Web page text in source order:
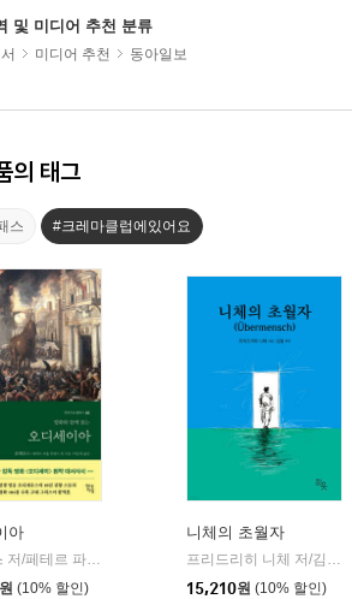
및 미디어 추천 분류
미디어 추천 동아일보
의 태그
스 #크레마클럽에있어요
아
호메로스 저/페테르 파울 루벤스 그림/박문재 역 |
현대지성
원 (10% 할인)
니체의 초월자
프리드리히 니체 저/김철 편역
15,210원 (10% 할인)